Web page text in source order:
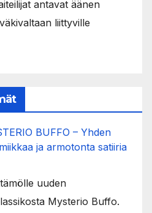
antavat äänen
liittyville
BUFFO – Yhden
ja armotonta satiiria
uuden
Mysterio Buffo.